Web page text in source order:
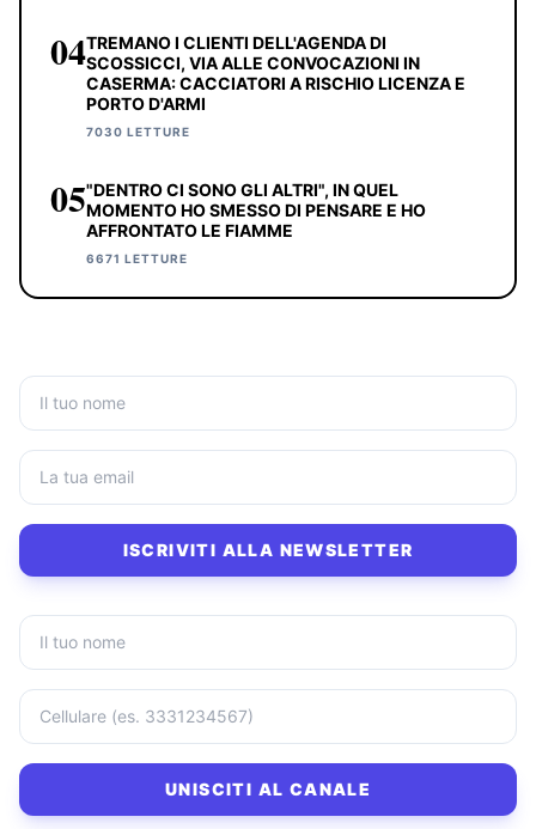
04TREMANO I CLIENTI DELL'AGENDA DI
SCOSSICCI, VIA ALLE CONVOCAZIONI IN
CASERMA: CACCIATORI A RISCHIO LICENZA E
PORTO D'ARMI
7030 LETTURE
05"DENTRO CI SONO GLI ALTRI", IN QUEL
MOMENTO HO SMESSO DI PENSARE E HO
AFFRONTATO LE FIAMME
6671 LETTURE
ISCRIVITI ALLA NEWSLETTER
UNISCITI AL CANALE